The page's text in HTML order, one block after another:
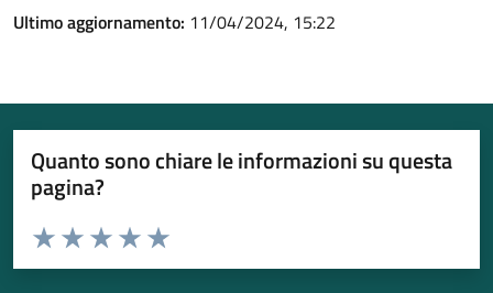
Ultimo aggiornamento: 11/04/2024, 15:22
Quanto sono chiare le informazioni su questa
pagina?
Valuta da 1 a 5 stelle la pagina
Valuta 5 stelle su 5
Valuta 4 stelle su 5
Valuta 3 stelle su 5
Valuta 2 stelle su 5
Valuta 1 stelle su 5